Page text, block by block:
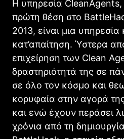
Η υπηρεσία CleanAgents,
πρώτη θέση στο
2013, είναι μια υπηρεσία
κατ’απαίτηση. Ύστερα
επιχείρηση των Clean
δραστηριότητά της σε
σε όλο τον κόσμο και
κορυφαία στην αγορά
και ενώ έχουν περάσει
χρόνια από τη